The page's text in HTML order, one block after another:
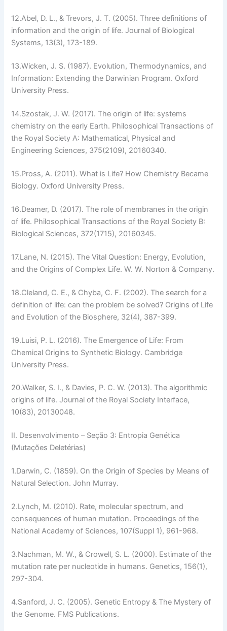
12.Abel, D. L., & Trevors, J. T. (2005). Three definitions of
information and the origin of life. Journal of Biological
Systems, 13(3), 173-189.
13.Wicken, J. S. (1987). Evolution, Thermodynamics, and
Information: Extending the Darwinian Program. Oxford
University Press.
14.Szostak, J. W. (2017). The origin of life: systems
chemistry on the early Earth. Philosophical Transactions of
the Royal Society A: Mathematical, Physical and
Engineering Sciences, 375(2109), 20160340.
15.Pross, A. (2011).What is Life? How Chemistry Became
Biology. Oxford University Press.
16.Deamer, D. (2017). The role of membranes in the origin
of life. Philosophical Transactions of the Royal Society B:
Biological Sciences, 372(1715), 20160345.
17.Lane, N. (2015). The Vital Question: Energy, Evolution,
and the Origins of Complex Life. W. W. Norton & Company.
18.Cleland, C. E., & Chyba, C. F. (2002). The search for a
definition of life: can the problem be solved? Origins of Life
and Evolution of the Biosphere, 32(4), 387-399.
19.Luisi, P. L. (2016). The Emergence of Life: From
Chemical Origins to Synthetic Biology. Cambridge
University Press.
20.Walker, S. I., & Davies, P. C. W. (2013). The algorithmic
origins of life. Journal of the Royal Society Interface,
10(83), 20130048.
II. Desenvolvimento – Seção 3: Entropia Genética
(Mutações Deletérias)
1.Darwin, C. (1859). On the Origin of Species by Means of
Natural Selection. John Murray.
2.Lynch, M. (2010). Rate, molecular spectrum, and
consequences of human mutation. Proceedings of the
National Academy of Sciences, 107(Suppl 1), 961-968.
3.Nachman, M. W., & Crowell, S. L. (2000). Estimate of the
mutation rate per nucleotide in humans. Genetics, 156(1),
297-304.
4.Sanford, J. C. (2005). Genetic Entropy & The Mystery of
the Genome. FMS Publications.